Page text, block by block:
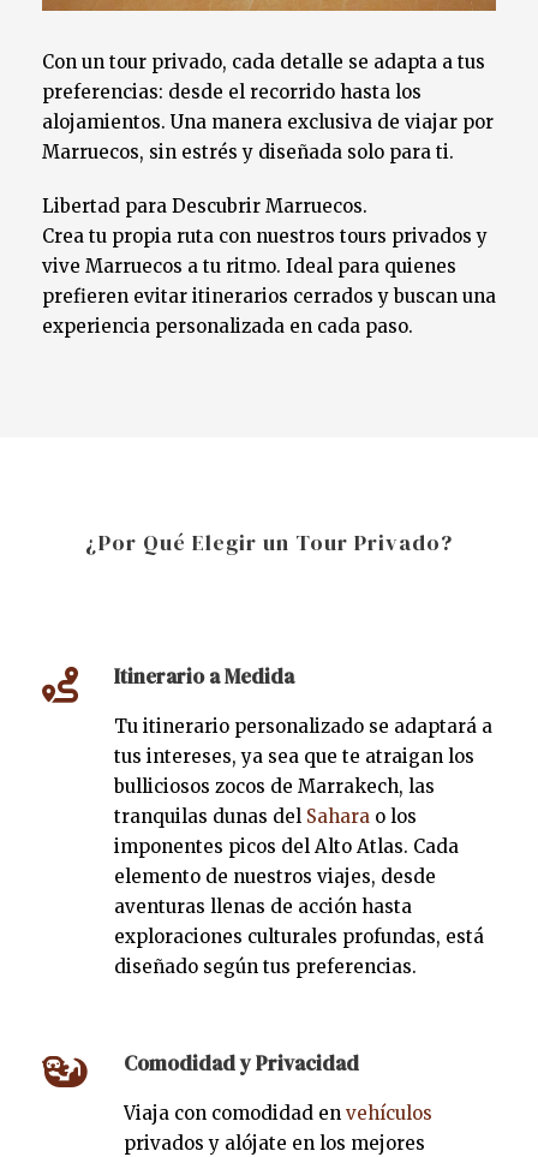
Con un tour privado, cada detalle se adapta a tus
preferencias: desde el recorrido hasta los
alojamientos. Una manera exclusiva de viajar por
Marruecos, sin estrés y diseñada solo para ti.
Libertad para Descubrir Marruecos.
Crea tu propia ruta con nuestros tours privados y
vive Marruecos a tu ritmo. Ideal para quienes
prefieren evitar itinerarios cerrados y buscan una
experiencia personalizada en cada paso.
¿Por Qué Elegir un Tour Privado?
Itinerario a Medida
Tu itinerario personalizado se adaptará a
tus intereses, ya sea que te atraigan los
bulliciosos zocos de Marrakech, las
tranquilas dunas del Sahara o los
imponentes picos del Alto Atlas. Cada
elemento de nuestros viajes, desde
aventuras llenas de acción hasta
exploraciones culturales profundas, está
diseñado según tus preferencias.
Comodidad y Privacidad
Viaja con comodidad en vehículos
privados y alójate en los mejores